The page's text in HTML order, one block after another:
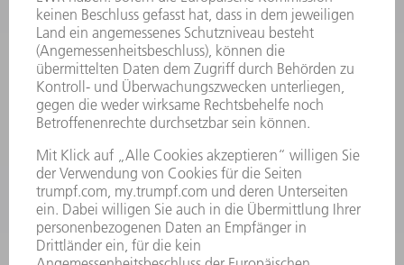
Häufig gestellte Fragen
Allgemeine Geschäftsbedingungen
KONTAKT
Kundenbetreuung TRUMPF Werkzeugmaschinen
+49 7156 303 33222
Mo - Fr: 07:30 - 17:30 Uhr
Erweiterte Rufbereitschaft per Service App Mo - Fr:
06:30 - 20.00 Uhr Sa: 07:00 - 12:00 Uhr
Kundenbetreuung@trumpf.com
KONTAKT
Service TRUMPF Lasertechnik
+49 7156 303 37444
Mo - Fr: 07:30 - 18:00 Uhr